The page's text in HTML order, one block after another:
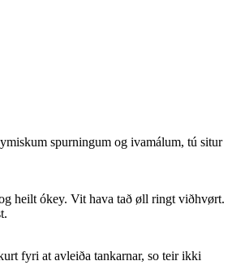
spurningum og ivamálum, tú situr
heilt ókey. Vit hava tað øll ringt viðhvørt.
fyri at avleiða tankarnar, so teir ikki